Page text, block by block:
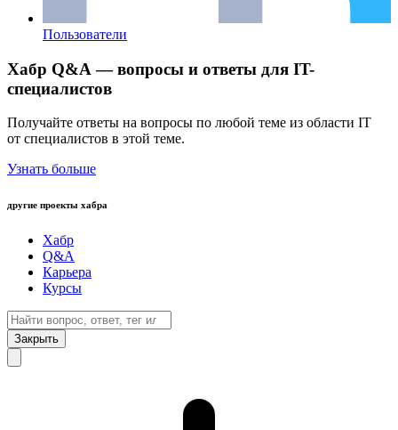
Пользователи
Хабр Q&A — вопросы и ответы для IT-
специалистов
Получайте ответы на вопросы по любой теме из области IT
от специалистов в этой теме.
Узнать больше
другие проекты хабра
Хабр
Q&A
Карьера
Курсы
Закрыть